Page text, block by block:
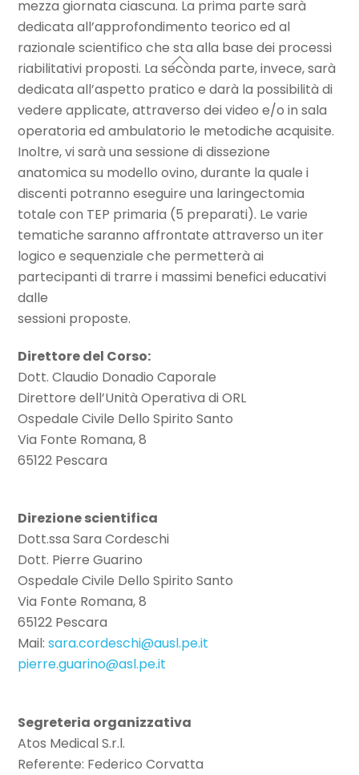
mezza giornata ciascuna. La prima parte sarà
dedicata all’approfondimento teorico ed al
razionale scientifico che sta alla base dei processi
riabilitativi proposti. La seconda parte, invece, sarà
dedicata all’aspetto pratico e darà la possibilità di
vedere applicate, attraverso dei video e/o in sala
operatoria ed ambulatorio le metodiche acquisite.
Inoltre, vi sarà una sessione di dissezione
anatomica su modello ovino, durante la quale i
discenti potranno eseguire una laringectomia
totale con TEP primaria (5 preparati). Le varie
tematiche saranno affrontate attraverso un iter
logico e sequenziale che permetterà ai
partecipanti di trarre i massimi benefici educativi
dalle
sessioni proposte.
Direttore del Corso:
Dott. Claudio Donadio Caporale
Direttore dell’Unità Operativa di ORL
Ospedale Civile Dello Spirito Santo
Via Fonte Romana, 8
65122 Pescara
Direzione scientifica
Dott.ssa Sara Cordeschi
Dott. Pierre Guarino
Ospedale Civile Dello Spirito Santo
Via Fonte Romana, 8
65122 Pescara
Mail:sara.cordeschi@ausl.pe.it
pierre.guarino@asl.pe.it
Segreteria organizzativa
Atos Medical S.r.l.
Referente: Federico Corvatta